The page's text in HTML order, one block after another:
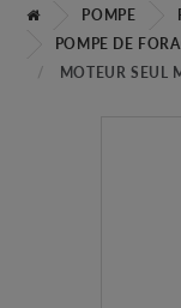
POMPE
POMPE DE
MOTEUR SEUL